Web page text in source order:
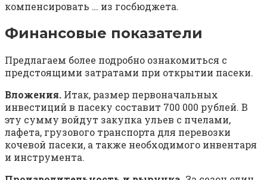
компенсировать … из госбюджета.
Финансовые показатели
Предлагаем более подробно ознакомиться с
предстоящими затратами при открытии пасеки.
Вложения. Итак, размер первоначальных
инвестиций в пасеку составит 700 000 рублей. В
эту сумму войдут закупка ульев с пчелами,
лафета, грузового транспорта для перевозки
кочевой пасеки, а также необходимого инвентаря
и инструмента.